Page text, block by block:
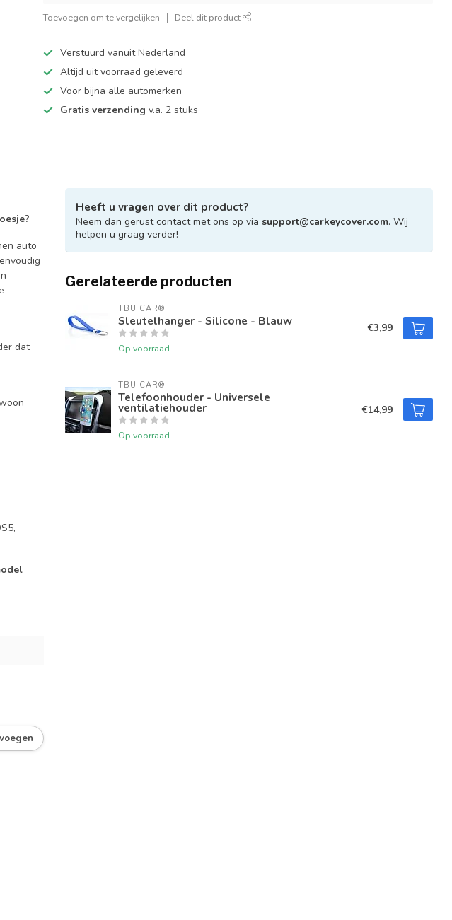
Toevoegen om te vergelijken Deel dit product
Verstuurd vanuit Nederland
Altijd uit voorraad geleverd
Voor bijna alle automerken
Gratis verzending v.a. 2 stuks
auto
dat
Heeft u vragen over dit product?
Neem dan gerust contact met ons op via support@carkeycover.com. Wij
helpen u graag verder!
Gerelateerde producten
TBU CAR®
Sleutelhanger - Silicone - Blauw
Op voorraad
€3,99
TBU CAR®
Telefoonhouder - Universele
ventilatiehouder
Op voorraad
€14,99